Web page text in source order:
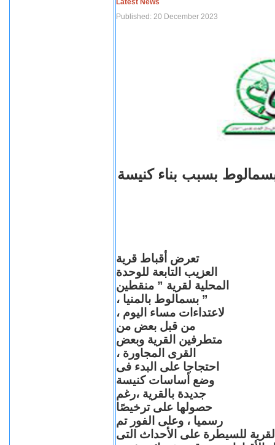
Latest News
Published: 20 December 2023
بسبب بناء كنيسة
تعرض أقباط قرية
العزيب التابعة للوحدة
المحلية لقرية ” منقطين
” بسمالوط بالمنيا ،
لاعتداءات مساء اليوم ،
من قبل بعض من
متطرفين القرية وبعض
القرى المجاورة ،
احتجاجا على البدء فى
وضع أساسات كنيسة
جديدة بالقرية ،رغم
حصولها على ترخيصًا
رسميا ، وعلى الفور تم
للسيطرة على الأحداث التى